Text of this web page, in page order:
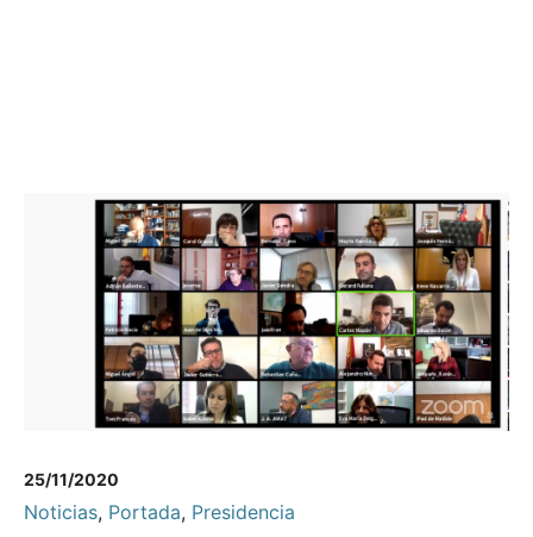
25/11/2020
Noticias, Portada, Presidencia